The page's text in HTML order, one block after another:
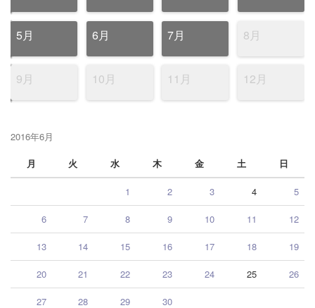
5月 6月 7月 8月
9月 10月 11月 12月
2016年6月
月
火 水 木 金 土 日
1 2 3 4 5
6 7 8 9 10 11 12
13 14 15 16 17 18 19
20 21 22 23 24 25 26
27 28 29 30